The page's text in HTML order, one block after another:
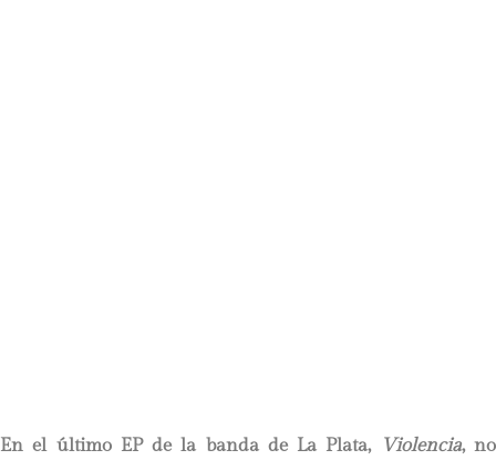
En el último EP de la banda de La Plata, Violencia, no